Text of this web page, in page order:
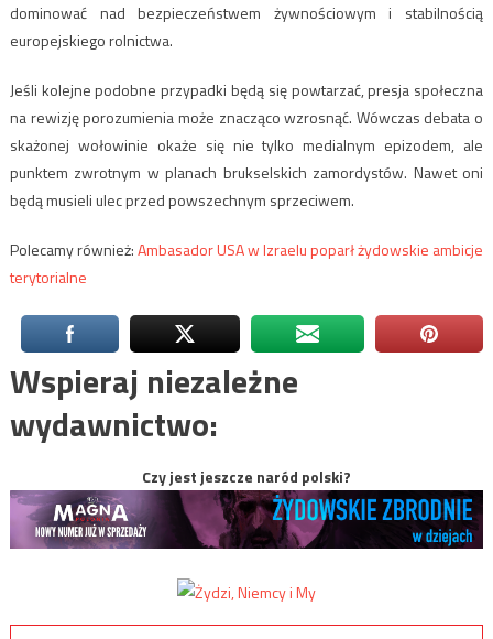
dominować nad bezpieczeństwem żywnościowym i stabilnością
europejskiego rolnictwa.
Jeśli kolejne podobne przypadki będą się powtarzać, presja społeczna
na rewizję porozumienia może znacząco wzrosnąć. Wówczas debata o
skażonej wołowinie okaże się nie tylko medialnym epizodem, ale
punktem zwrotnym w planach brukselskich zamordystów. Nawet oni
będą musieli ulec przed powszechnym sprzeciwem.
Polecamy również:Ambasador USA w Izraelu poparł żydowskie ambicje
terytorialne
Wspieraj niezależne
wydawnictwo:
Czy jest jeszcze naród polski?